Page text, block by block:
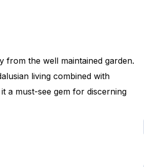
from the well maintained garden.
living combined with
a must-see gem for discerning